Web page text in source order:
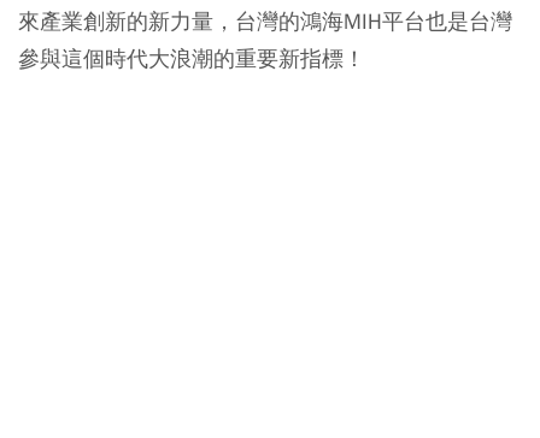
來產業創新的新力量，台灣的鴻海MIH平台也是台灣
參與這個時代大浪潮的重要新指標！